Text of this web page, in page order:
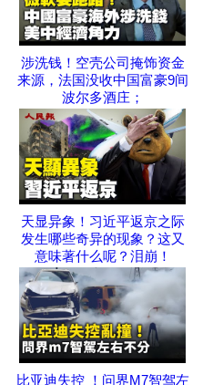
涉洗钱！空壳公司掩饰资金
来源，法国没收中国富豪9间
波尔多酒庄；
天显异象！习近平返京之际
发生哪些奇异的现象？这又
意味著什么呢？泪崩！
比亚迪失控 ！问界M7智驾左